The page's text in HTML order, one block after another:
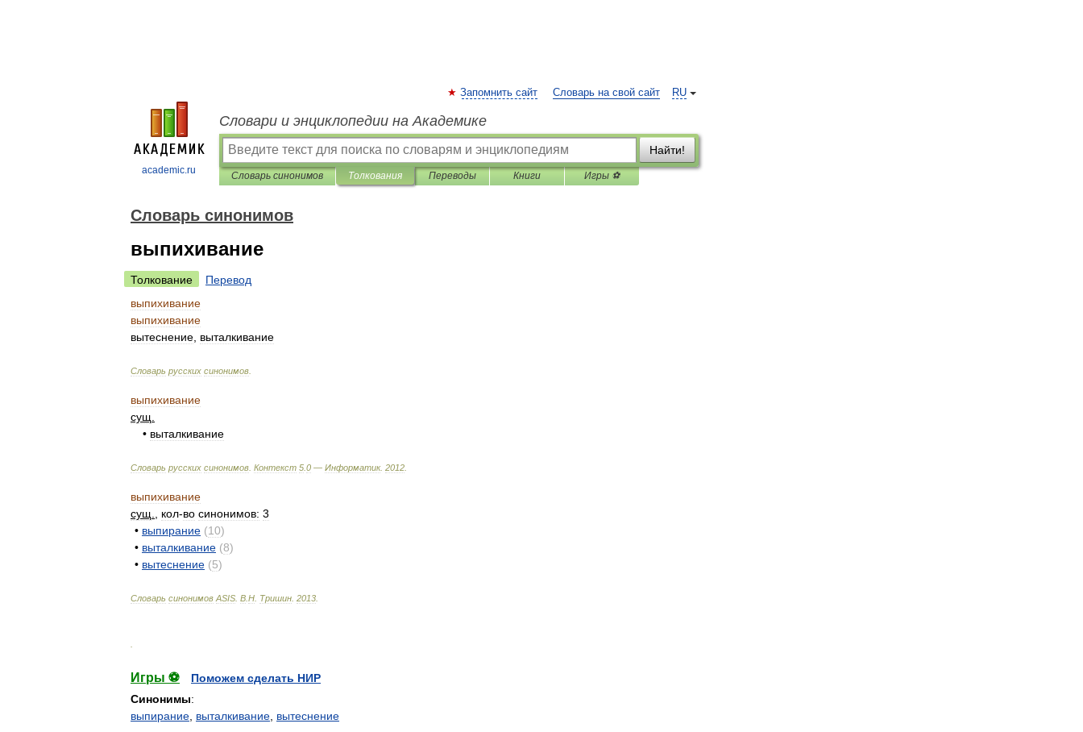
academic.ru
RU
Запомнить сайт Словарь на свой сайт
Словари и энциклопедии на Академике
Найти!
Словарь синонимов Толкования Переводы Книги Игры ⚽
Словарь синонимов
выпихивание
Толкование
Перевод
выпихивание
выпихивание
вытеснение выталкивание
Словарь русских синонимов
выпихивание
сущ
• выталкивание
Словарь русских синонимов Контекст 5 0 — Информатик. 2012
выпихивание
сущ
кол-во синонимов: 3
• выпирание (10)
• выталкивание (8)
• вытеснение (5)
Словарь синонимов ASIS В Н Тришин 2013
Игры ⚽
Поможем сделать НИР
Синонимы:
выпирание выталкивание вытеснение